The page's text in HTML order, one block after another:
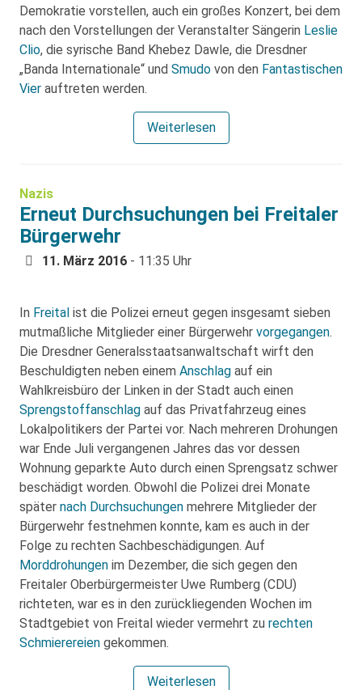
Demokratie vorstellen, auch ein großes Konzert, bei dem
nach den Vorstellungen der Veranstalter Sängerin Leslie
Clio, die syrische Band Khebez Dawle, die Dresdner
„Banda Internationale“ und Smudo von den Fantastischen
Vier auftreten werden.
Weiterlesen
Nazis
Erneut Durchsuchungen bei Freitaler
Bürgerwehr
11. März 2016 - 11:35 Uhr
In Freital ist die Polizei erneut gegen insgesamt sieben
mutmaßliche Mitglieder einer Bürgerwehr vorgegangen.
Die Dresdner Generalsstaatsanwaltschaft wirft den
Beschuldigten neben einem Anschlag auf ein
Wahlkreisbüro der Linken in der Stadt auch einen
Sprengstoffanschlag auf das Privatfahrzeug eines
Lokalpolitikers der Partei vor. Nach mehreren Drohungen
war Ende Juli vergangenen Jahres das vor dessen
Wohnung geparkte Auto durch einen Sprengsatz schwer
beschädigt worden. Obwohl die Polizei drei Monate
später nach Durchsuchungen mehrere Mitglieder der
Bürgerwehr festnehmen konnte, kam es auch in der
Folge zu rechten Sachbeschädigungen. Auf
Morddrohungen im Dezember, die sich gegen den
Freitaler Oberbürgermeister Uwe Rumberg (CDU)
richteten, war es in den zurückliegenden Wochen im
Stadtgebiet von Freital wieder vermehrt zu rechten
Schmierereien gekommen.
Weiterlesen